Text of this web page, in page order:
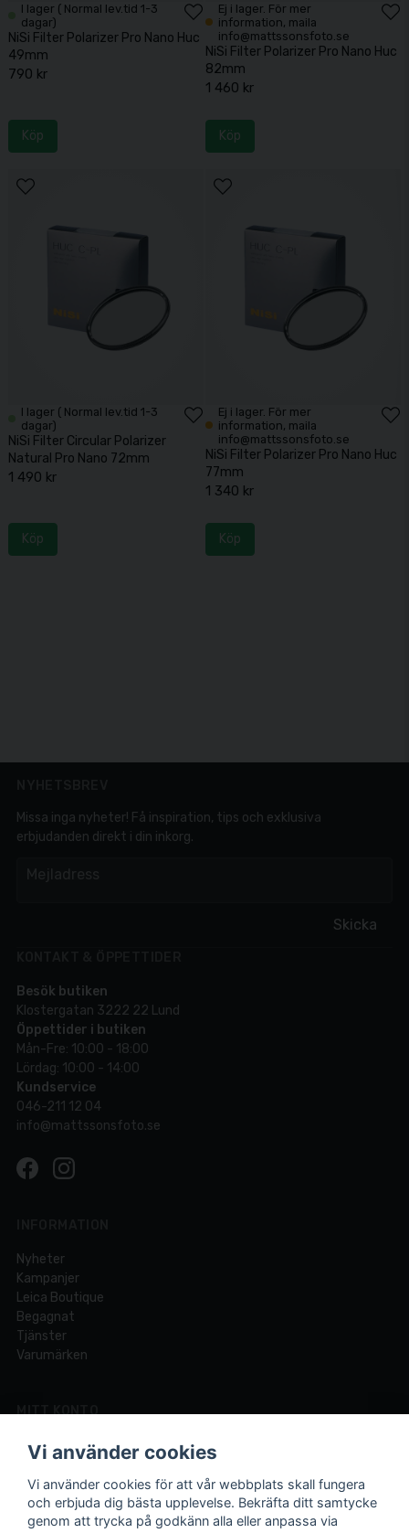
I lager ( Normal lev.tid 1-3
dagar)
NiSi Filter Polarizer Pro Nano Huc
49mm
790 kr
Köp
Ej i lager. För mer
information, maila
info@mattssonsfoto.se
NiSi Filter Polarizer Pro Nano Huc
82mm
1 460 kr
Köp
I lager ( Normal lev.tid 1-3
dagar)
NiSi Filter Circular Polarizer
Natural Pro Nano 72mm
1 490 kr
Köp
Ej i lager. För mer
information, maila
info@mattssonsfoto.se
NiSi Filter Polarizer Pro Nano Huc
77mm
1 340 kr
Köp
Skicka
Missa inga nyheter! Få inspiration, tips och exklusiva
erbjudanden direkt i din inkorg.
Besök butiken
Klostergatan 3222 22 Lund
Öppettider i butiken
Mån-Fre: 10:00 - 18:00
Lördag: 10:00 - 14:00
Kundservice
046-211 12 04
info@mattssonsfoto.se
Nyheter
Kampanjer
Leica Boutique
Begagnat
Tjänster
Varumärken
MITT KONTO
Logga in
Registrera dig
Glömt lösenord?
Vi använder cookies
Vi använder cookies för att vår webbplats skall fungera
och erbjuda dig bästa upplevelse. Bekräfta ditt samtycke
genom att trycka på godkänn alla eller anpassa via